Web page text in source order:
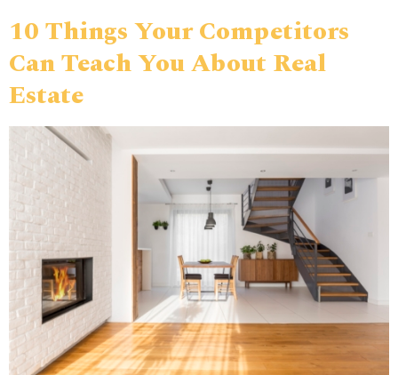
10 Things Your Competitors
Can Teach You About Real
Estate